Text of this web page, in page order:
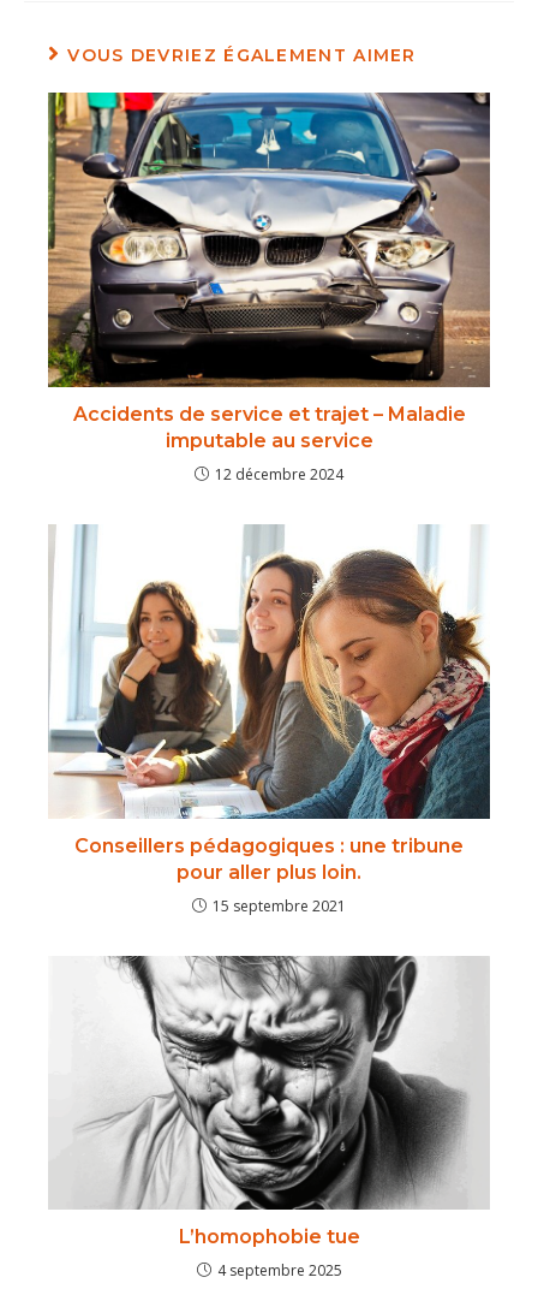
VOUS DEVRIEZ ÉGALEMENT AIMER
Accidents de service et trajet – Maladie
imputable au service
12 décembre 2024
Conseillers pédagogiques : une tribune
pour aller plus loin.
15 septembre 2021
L’homophobie tue
4 septembre 2025